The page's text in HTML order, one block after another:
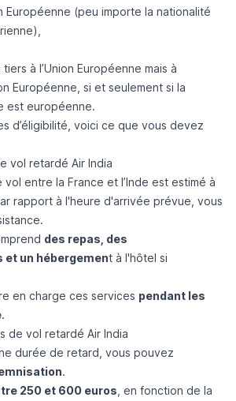
Européenne (peu importe la nationalité
à l’Union Européenne mais à
Européenne, si et seulement si la
est européenne.
d’éligibilité, voici ce que vous devez
vol retardé Air India
entre la France et l’Inde est estimé à
rapport à l'heure d'arrivée prévue, vous
des repas, des
un hébergement à l'hôtel si
en charge ces services pendant les
.
de vol retardé Air India
durée de retard, vous pouvez
.
250 et 600 euros , en fonction de la